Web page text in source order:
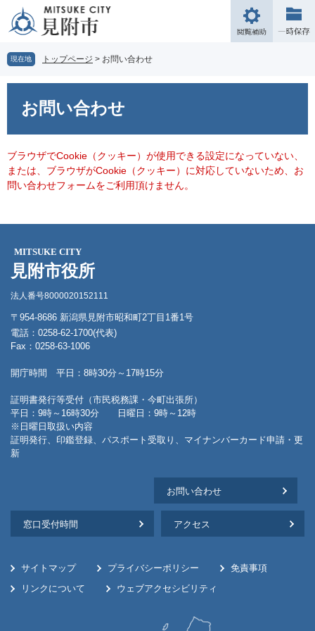
の
先
頭
ー
を
飛
文
へ
閲
覧
現在地 トップページ > お問い合わせ
お問い合わせ
ブラウザでCookie（クッキー）が使用できる設定になっていない、
または、ブラウザがCookie（クッキー）に対応していないため、お
問い合わせフォームをご利用頂けません。
MITSUKE CITY
見附市役所
法人番号8000020152111
〒954-8686 新潟県見附市昭和町2丁目1番1号
電話：0258-62-1700(代表)
Fax：0258-63-1006
開庁時間 平日：8時30分～17時15分
証明書発行等受付（市民税務課・今町出張所）
平日：9時～16時30分 日曜日：9時～12時
※日曜日取扱い内容
証明発行、印鑑登録、パスポート受取り、マイナンバーカード申請・更
新
お問い合わせ
窓口受付時間 アクセス
サイトマップ プライバシーポリシー
免責事項
リンクについて
ウェブアクセシビリティ